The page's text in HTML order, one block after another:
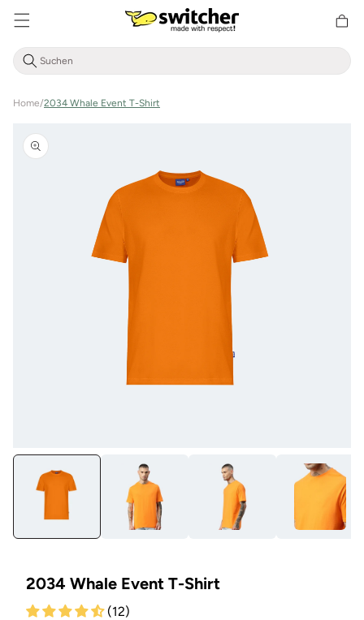
Home/2034 Whale Event T-Shirt
Produktinformationen
springen
Medien
Modal
2034 Whale Event T-Shirt
(12)